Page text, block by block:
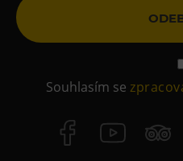
Souhlasím se